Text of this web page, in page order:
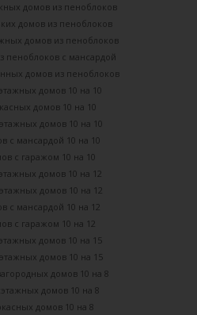
домов из пеноблоков
домов из пеноблоков
домов из пеноблоков
пеноблоков с мансардой
домов из пеноблоков
домов 10 на 10
домов 10 на 10
домов 10 на 10
с мансардой 10 на 10
с гаражом 10 на 10
домов 10 на 12
домов 10 на 12
с мансардой 10 на 12
с гаражом 10 на 12
домов 10 на 15
домов 10 на 15
домов 10 на 8
домов 10 на 8
домов 10 на 8